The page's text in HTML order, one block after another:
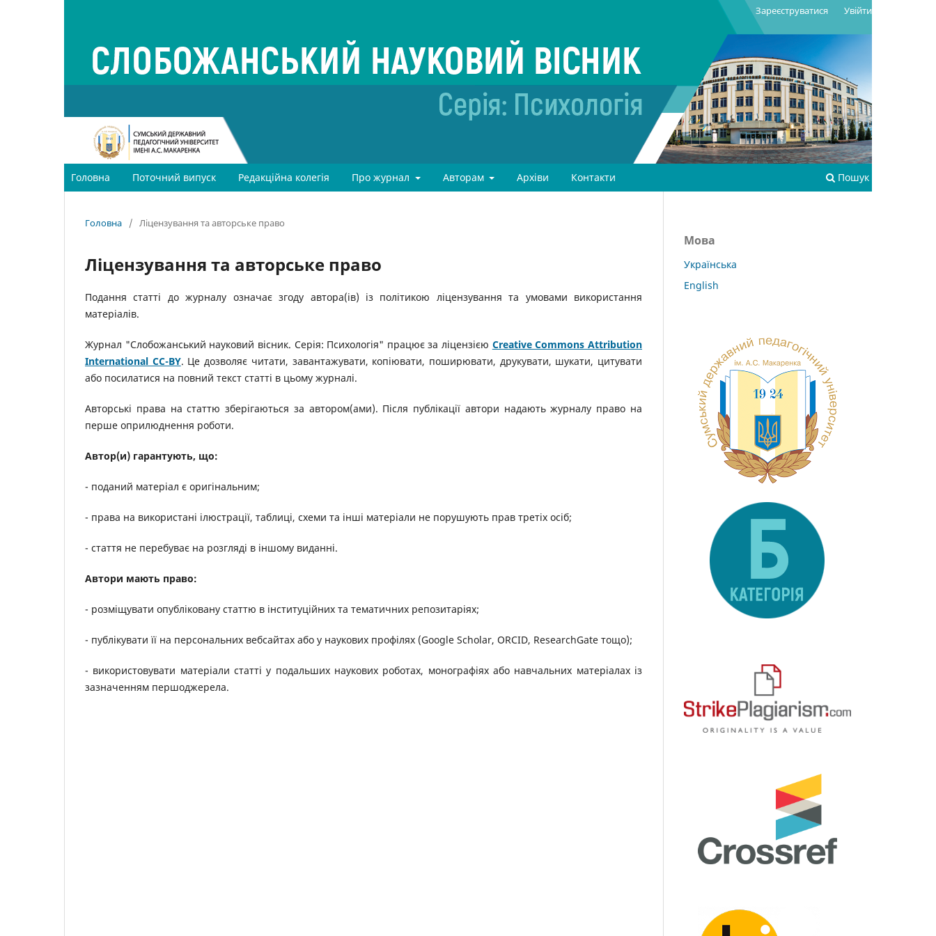
Головна Поточний випуск Редакційна колегія Про журнал Авторам Архіви Контакти Пошук
Зареєструватися Увійти
Головна / Ліцензування та авторське право
Ліцензування та авторське право
Подання статті до журналу означає згоду автора(ів) із політикою ліцензування та умовами використання
матеріалів.
Журнал "Слобожанський науковий вісник. Серія: Психологія" працює за ліцензією Creative Commons Attribution
International CC-BY. Це дозволяє читати, завантажувати, копіювати, поширювати, друкувати, шукати, цитувати
або посилатися на повний текст статті в цьому журналі.
Авторські права на статтю зберігаються за автором(ами). Після публікації автори надають журналу право на
перше оприлюднення роботи.
Автор(и) гарантують, що:
- поданий матеріал є оригінальним;
- права на використані ілюстрації, таблиці, схеми та інші матеріали не порушують прав третіх осіб;
- стаття не перебуває на розгляді в іншому виданні.
Автори мають право:
- розміщувати опубліковану статтю в інституційних та тематичних репозитаріях;
- публікувати її на персональних вебсайтах або у наукових профілях (Google Scholar, ORCID, ResearchGate тощо);
- використовувати матеріали статті у подальших наукових роботах, монографіях або навчальних матеріалах із
зазначенням першоджерела.
Мова
Українська
English